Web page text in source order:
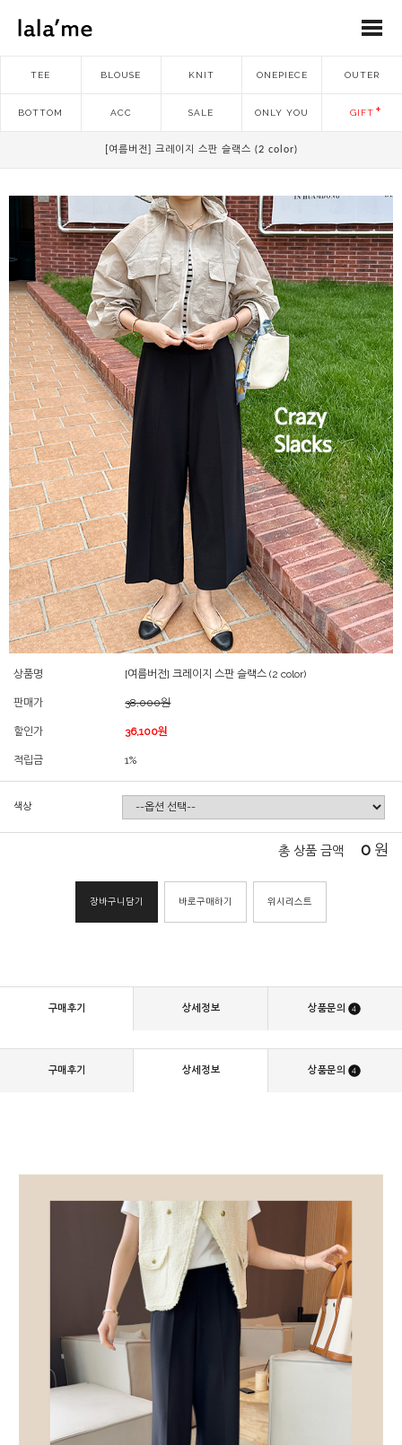
TEE BLOUSE KNIT ONEPIECE OUTER
BOTTOM ACC SALE ONLY YOU GIFT
[여름버전] 크레이지 스판 슬랙스 (2 color)
상품명 [여름버전] 크레이지 스판 슬랙스 (2 color)
판매가 38,000원
할인가 36,100원
적립금 1%
색상
총 상품 금액 0 원
장바구니담기 바로구매하기 위시리스트
구매후기 상세정보 상품문의 4
구매후기 상세정보 상품문의 4